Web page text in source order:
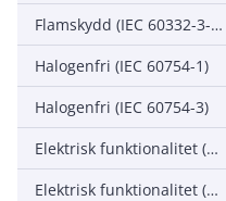
Flamskydd (IEC 60332-3-25, Cat D)
Halogenfri (IEC 60754-1)
Halogenfri (IEC 60754-3)
Elektrisk funktionalitet (Circuit integrity) vid brand (IEC 60331-1)
Elektrisk funktionalitet (Circuit integrity) vid brand (IEC 60331-2)